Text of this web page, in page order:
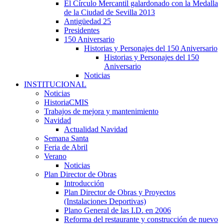
El Círculo Mercantil galardonado con la Medalla
de la Ciudad de Sevilla 2013
Antigüedad 25
Presidentes
150 Aniversario
Historias y Personajes del 150 Aniversario
Historias y Personajes del 150
Aniversario
Noticias
INSTITUCIONAL
Noticias
HistoriaCMIS
Trabajos de mejora y mantenimiento
Navidad
Actualidad Navidad
Semana Santa
Feria de Abril
Verano
Noticias
Plan Director de Obras
Introducción
Plan Director de Obras y Proyectos
(Instalaciones Deportivas)
Plano General de las I.D. en 2006
Reforma del restaurante y construcción de nuevo